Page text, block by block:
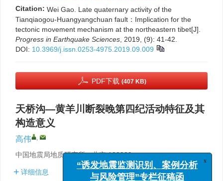
Citation: Wei Gao. Late quaternary activity of the
Tianqiaogou-Huangyangchuan fault：Implication for the
tectonic movement mechanism at the northeastern tibet[J].
Progress in Earthquake Sciences , 2019, (9): 41-42.
DOI: 10.3969/j.issn.0253-4975.2019.09.009
PDF下载 (407 KB)
天桥沟—黄羊川断裂晚第四纪活动特征及其
构造意义
高伟 ,
中国地震局地质研究所，北京 100029
详细信息
“诱发地震监测识别、案例分析
与风险管理”专栏征稿函